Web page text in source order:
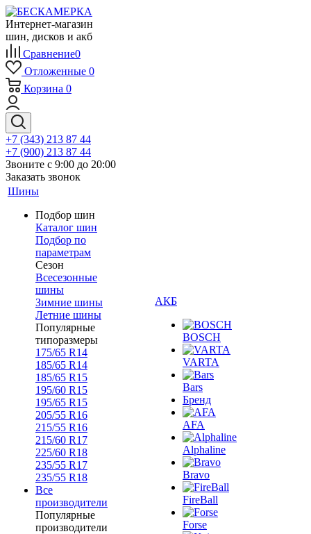
Интернет-магазин
шин, дисков и акб
Сравнение0
Отложенные 0
Корзина 0
+7 (343) 213 87 44
+7 (900) 213 87 44
Звоните с 9:00 до 20:00
Заказать звонок
Шины
Подбор шин
Каталог шин
Подбор по
параметрам
Сезон
Всесезонные
шины
Зимние шины
Летние шины
Популярные
типоразмеры
175/65 R14
185/65 R14
185/65 R15
195/60 R15
195/65 R15
205/55 R16
215/55 R16
215/60 R17
225/60 R18
235/55 R17
235/55 R18
Все
производители
Популярные
производители
АКБ
BOSCH
VARTA
Bars
Бренд
AFA
Alphaline
Bravo
FireBall
Forse